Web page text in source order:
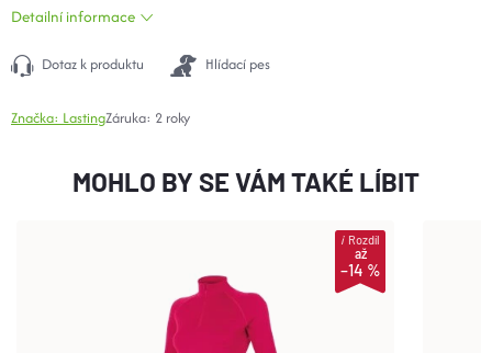
Detailní informace
Dotaz k produktu Hlídací pes
Značka: LastingZáruka: 2 roky
MOHLO BY SE VÁM TAKÉ LÍBIT
až
–14 %
iRozdíl